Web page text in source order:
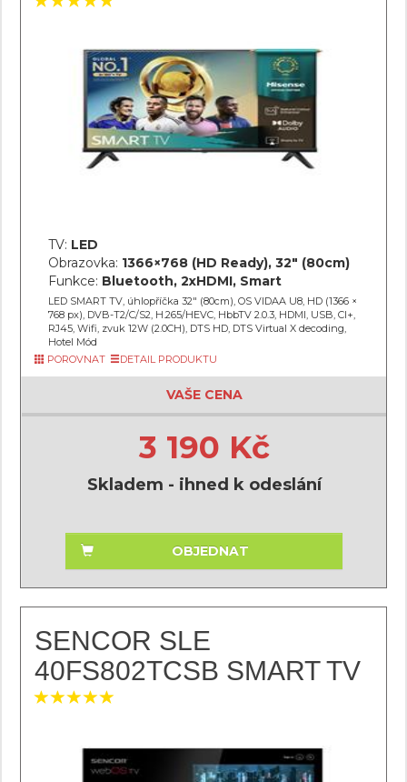
TV: LED
Obrazovka: 1366×768 (HD Ready), 32" (80cm)
Funkce: Bluetooth, 2xHDMI, Smart
LED SMART TV, úhlopříčka 32" (80cm), OS VIDAA U8, HD (1366 ×
768 px), DVB-T2/C/S2, H.265/HEVC, HbbTV 2.0.3, HDMI, USB, CI+,
RJ45, Wifi, zvuk 12W (2.0CH), DTS HD, DTS Virtual X decoding,
Hotel Mód
POROVNAT
DETAIL PRODUKTU
VAŠE CENA
3 190 Kč
Skladem - ihned k odeslání
OBJEDNAT
SENCOR SLE
40FS802TCSB SMART TV